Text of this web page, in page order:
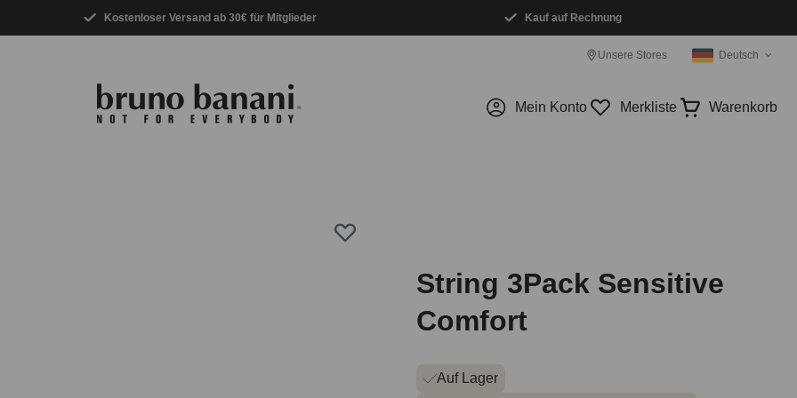
Kostenloser Versand ab 30€ für Mitglieder Kauf auf Rechnung
Unsere Stores Deutsch
Mein Konto Merkliste Warenkorb
String 3Pack Sensitive
Comfort
Auf Lager